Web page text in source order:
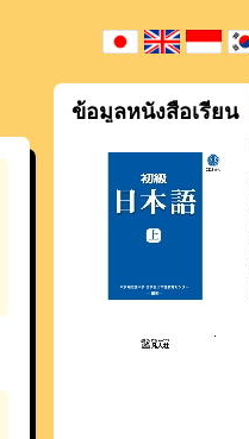
ข้อมูลหนังสือเรียน